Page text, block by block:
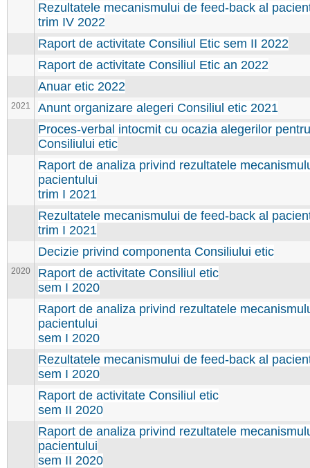
Rezultatele mecanismului de feed-back al
trim IV 2022
Raport de activitate Consiliul Etic sem II 2022
Raport de activitate Consiliul Etic an 2022
Anuar etic 2022
2021
Anunt organizare alegeri Consiliul etic 2021
Proces-verbal intocmit cu ocazia alegerilor
Consiliului etic
Raport de analiza privind rezultatele
pacientului
trim I 2021
Rezultatele mecanismului de feed-back al
trim I 2021
Decizie privind componenta Consiliului etic
2020
Raport de activitate Consiliul etic
sem I 2020
Raport de analiza privind rezultatele
pacientului
sem I 2020
Rezultatele mecanismului de feed-back al
sem I 2020
Raport de activitate Consiliul etic
sem II 2020
Raport de analiza privind rezultatele
pacientului
sem II 2020